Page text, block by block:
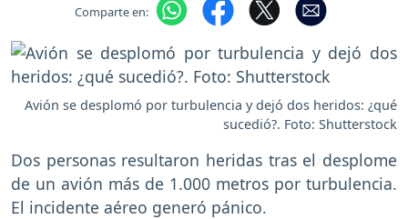
Comparte en:
Avión se desplomó por turbulencia y dejó dos heridos: ¿qué
sucedió?. Foto: Shutterstock
Dos personas resultaron heridas tras el desplome
de un avión más de 1.000 metros por turbulencia.
El incidente aéreo generó pánico.